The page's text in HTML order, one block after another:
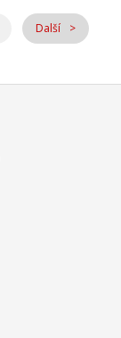
Další